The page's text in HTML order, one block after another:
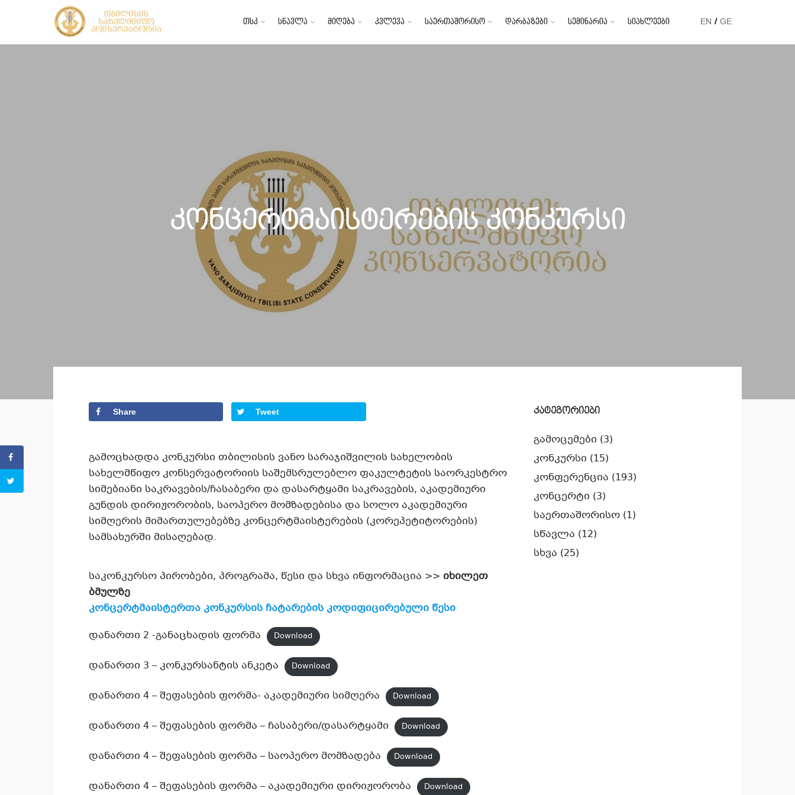
თსკ სწავლა მიღება კვლევა საერთაშორისო დარბაზები სემინარია სიახლეები EN GE
კონცერტმაისტერების კონკურსი
Share Tweet
გამოცხადდა კონკურსი თბილისის ვანო სარაჯიშვილის სახელობის
სახელმწიფო კონსერვატორიის საშემსრულებლო ფაკულტეტის საორკესტრო
სიმებიანი საკრავების/ჩასაბერი და დასარტყამი საკრავების, აკადემიური
გუნდის დირიჟორობის, საოპერო მომზადებისა და სოლო აკადემიური
სიმღერის მიმართულებებზე კონცერტმაისტერების (კორეპეტიტორების)
სამსახურში მისაღებად.
საკონკურსო პირობები, პროგრამა, წესი და სხვა ინფორმაცია >> იხილეთ
ბმულზე
კონცერტმაისტერთა კონკურსის ჩატარების კოდიფიცირებული წესი
დანართი 2 -განაცხადის ფორმა
Download
დანართი 3 – კონკურსანტის ანკეტა Download
დანართი 4 – შეფასების ფორმა- აკადემიური სიმღერა Download
დანართი 4 – შეფასების ფორმა – ჩასაბერი/დასარტყამი Download
დანართი 4 – შეფასების ფორმა – საოპერო მომზადება Download
დანართი 4 – შეფასების ფორმა – აკადემიური დირიჟორობა Download
კატეგორიები
გამოცემები (3)
კონკურსი (15)
კონფერენცია (193)
კონცერტი (3)
საერთაშორისო(1)
სწავლა (12)
სხვა (25)